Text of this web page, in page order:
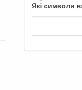
Які символи